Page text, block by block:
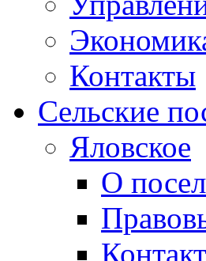
Контакты
Сельские
Яловское
О